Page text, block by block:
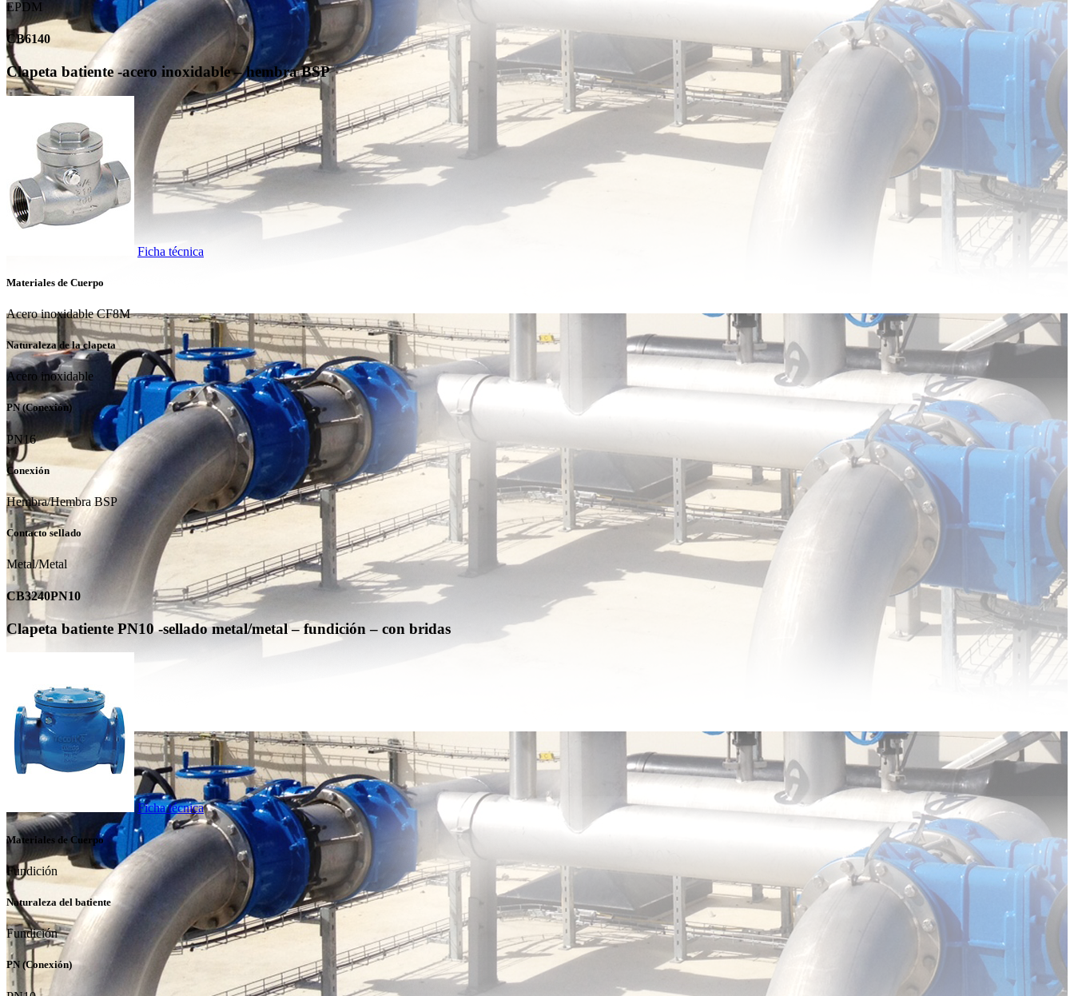
EPDM
CB6140
Clapeta batiente -acero inoxidable – hembra BSP
Ficha técnica
Materiales de Cuerpo
Acero inoxidable CF8M
Naturaleza de la clapeta
Acero inoxidable
PN (Conexión)
PN16
Conexión
Hembra/Hembra BSP
Contacto sellado
Metal/Metal
CB3240PN10
Clapeta batiente PN10 -sellado metal/metal – fundición – con bridas
Ficha técnica
Materiales de Cuerpo
Fundición
Naturaleza del batiente
Fundición
PN (Conexión)